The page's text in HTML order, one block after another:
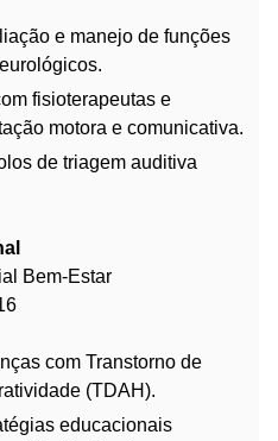
e manejo de funções
fisioterapeutas e
motora e comunicativa.
de triagem auditiva
Bem-Estar
com Transtorno de
(TDAH).
educacionais